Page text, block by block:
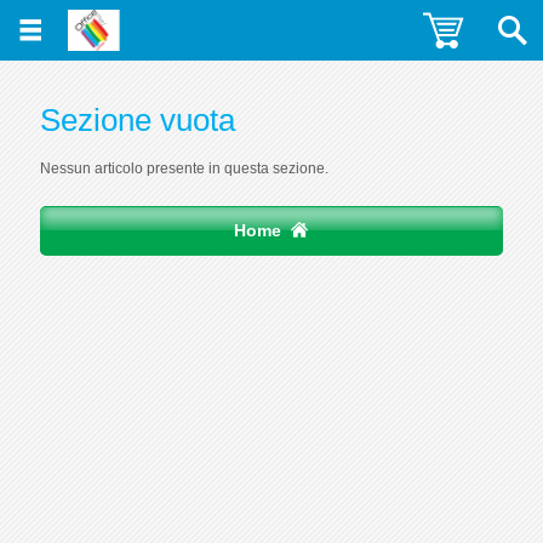
Sezione vuota
Nessun articolo presente in questa sezione.
Home